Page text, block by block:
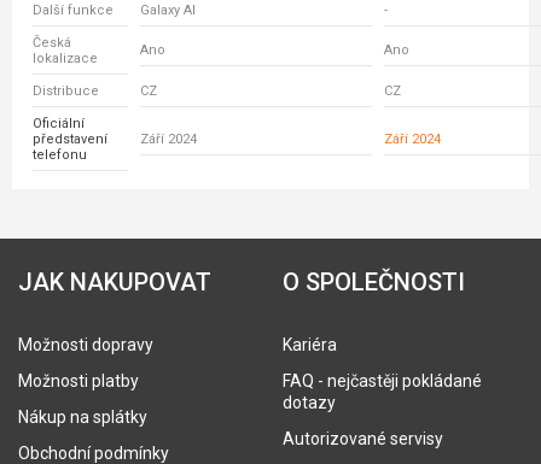
Další funkce
Galaxy AI -
Česká
lokalizace
Ano Ano
Distribuce CZ CZ
Oficiální
představení
telefonu
Září 2024 Září 2024
JAK NAKUPOVAT
Možnosti dopravy
Možnosti platby
Nákup na splátky
Obchodní podmínky
O SPOLEČNOSTI
Kariéra
FAQ - nejčastěji pokládané
dotazy
Autorizované servisy